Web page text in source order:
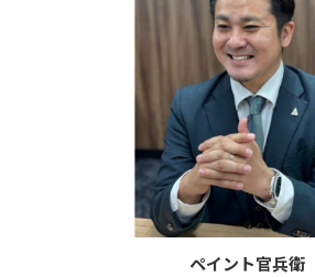
ペイント官兵衛
代表伊藤 正俊
この度は、外壁塗装・屋根塗装・雨漏
兵衛のホームページを ご覧いただき